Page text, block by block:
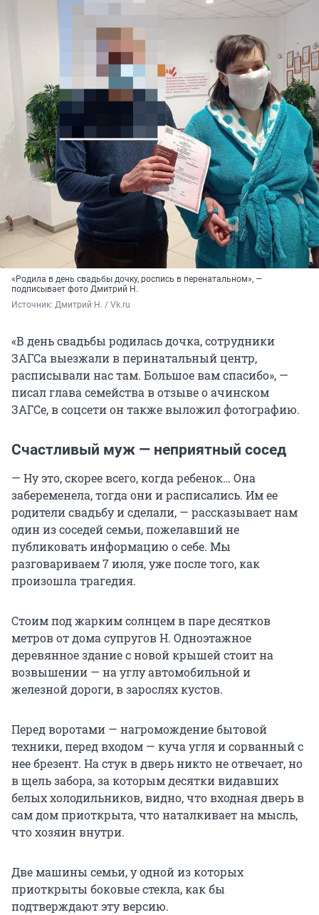
«Родила в день свадьбы дочку, роспись в перенатальном», —
подписывает фото Дмитрий Н.
Источник: Дмитрий Н. / Vk.ru
«В день свадьбы родилась дочка, сотрудники
ЗАГСа выезжали в перинатальный центр,
расписывали нас там. Большое вам спасибо», —
писал глава семейства в отзыве о ачинском
ЗАГСе, в соцсети он также выложил фотографию.
Счастливый муж — неприятный сосед
— Ну это, скорее всего, когда ребенок… Она
забеременела, тогда они и расписались. Им ее
родители свадьбу и сделали, — рассказывает нам
один из соседей семьи, пожелавший не
публиковать информацию о себе. Мы
разговариваем 7 июля, уже после того, как
произошла трагедия.
Стоим под жарким солнцем в паре десятков
метров от дома супругов Н. Одноэтажное
деревянное здание с новой крышей стоит на
возвышении — на углу автомобильной и
железной дороги, в зарослях кустов.
Перед воротами — нагромождение бытовой
техники, перед входом — куча угля и сорванный с
нее брезент. На стук в дверь никто не отвечает, но
в щель забора, за которым десятки видавших
белых холодильников, видно, что входная дверь в
сам дом приоткрыта, что наталкивает на мысль,
что хозяин внутри.
Две машины семьи, у одной из которых
приоткрыты боковые стекла, как бы
подтверждают эту версию.